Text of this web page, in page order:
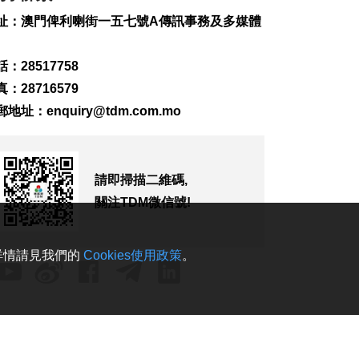
157
0
183
2026-08-07 18:45
239
0
2026-08-07 18:20
：澳門俾利喇街一五七號A傳訊事務及多媒體
：28517758
：28716579
地址： enquiry@tdm.com.mo
請即掃描二維碼,
關注TDM微信號!
請見我們的 Cookies使用政策。